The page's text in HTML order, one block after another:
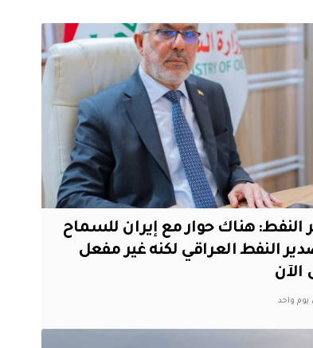
النفط: هناك حوار مع إيران للسماح
النفط العراقي لكنه غير مفعل
الآن
يوم واحد